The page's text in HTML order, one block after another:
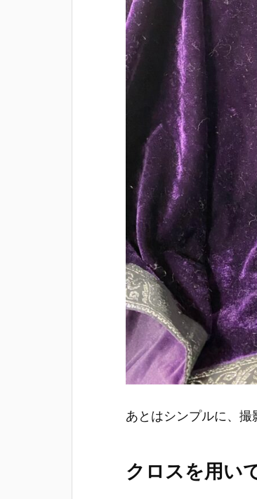
あとはシンプルに、撮
クロスを用い